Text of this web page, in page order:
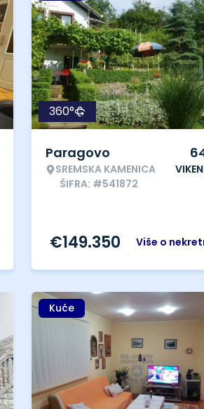
360°
Paragovo
SREMSKA KAMENICA
ŠIFRA: #541872
Više o
€149.350
Kuće